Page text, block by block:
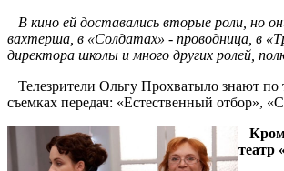
В кино ей доставались вторые роли, но
вахтерша, в «Солдатах» - проводница, в
директора школы и много других ролей,
Телезрители Ольгу Прохватыло знают по
съемках передач: «Естественный отбор»,
театр